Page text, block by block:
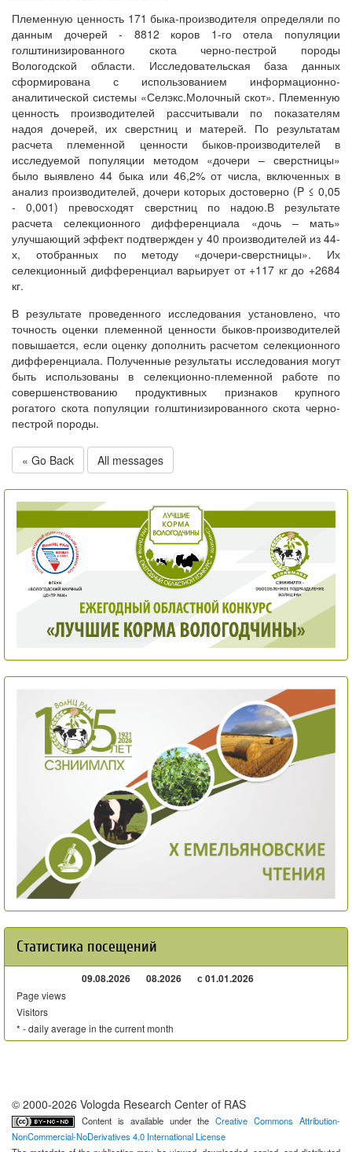
Племенную ценность 171 быка-производителя определяли по
данным дочерей - 8812 коров 1-го отела популяции
голштинизированного скота черно-пестрой породы
Вологодской области. Исследовательская база данных
сформирована с использованием информационно-
аналитической системы «Селэкс.Молочный скот». Племенную
ценность производителей рассчитывали по показателям
надоя дочерей, их сверстниц и матерей. По результатам
расчета племенной ценности быков-производителей в
исследуемой популяции методом «дочери – сверстницы»
было выявлено 44 быка или 46,2% от числа, включенных в
анализ производителей, дочери которых достоверно (P ≤ 0,05
- 0,001) превосходят сверстниц по надою.В результате
расчета селекционного дифференциала «дочь – мать»
улучшающий эффект подтвержден у 40 производителей из 44-
х, отобранных по методу «дочери-сверстницы». Их
селекционный дифференциал варьирует от +117 кг до +2684
кг.
В результате проведенного исследования установлено, что
точность оценки племенной ценности быков-производителей
повышается, если оценку дополнить расчетом селекционного
дифференциала. Полученные результаты исследования могут
быть использованы в селекционно-племенной работе по
совершенствованию продуктивных признаков крупного
рогатого скота популяции голштинизированного скота черно-
пестрой породы.
« Go Back All messages
Статистика посещений
09.08.2026 08.2026 с 01.01.2026
Page views
Visitors
* - daily average in the current month
© 2000-2026 Vologda Research Center of RAS
Content is available under theCreative Commons Attribution-
NonCommercial-NoDerivatives 4.0 International License